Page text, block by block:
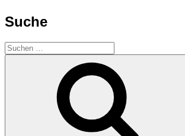
Suche
Suchen
nach: